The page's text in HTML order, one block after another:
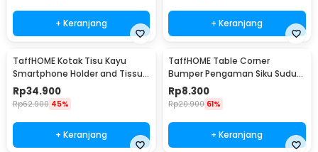
+ Keranjang + Keranjang
TaffHOME Kotak Tisu Kayu
Smartphone Holder and Tissue
Box - ZJ05
Rp34.900
Rp62.900 45%
+ Keranjang
TaffHOME Table Corner
Bumper Pengaman Siku Sudut
Meja Silicone 10 PCS - FY21
Rp8.300
Rp20.900 61%
+ Keranjang